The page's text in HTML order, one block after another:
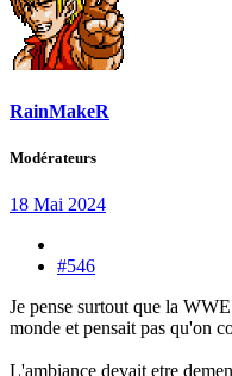
RainMakeR
Modérateurs
18 Mai 2024
#546
Je pense surtout que la
monde et pensait pas qu'on
L'ambiance devait etre